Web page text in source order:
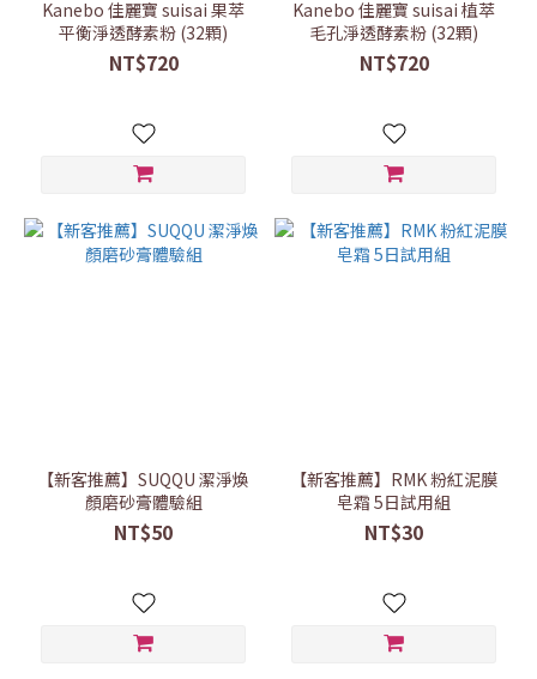
Kanebo 佳麗寶 suisai 果萃
平衡淨透酵素粉 (32顆)
NT$720
Kanebo 佳麗寶 suisai 植萃
毛孔淨透酵素粉 (32顆)
NT$720
【新客推薦】SUQQU 潔淨煥
顏磨砂膏體驗組
NT$50
【新客推薦】RMK 粉紅泥膜
皂霜 5日試用組
NT$30